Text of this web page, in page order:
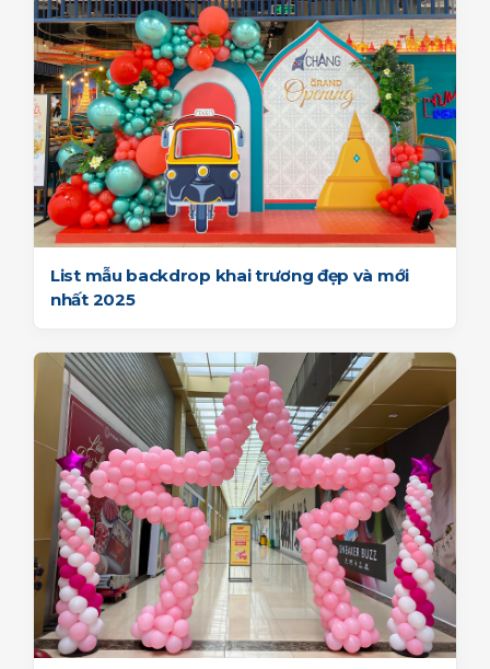
List mẫu backdrop khai trương đẹp và mới
nhất 2025